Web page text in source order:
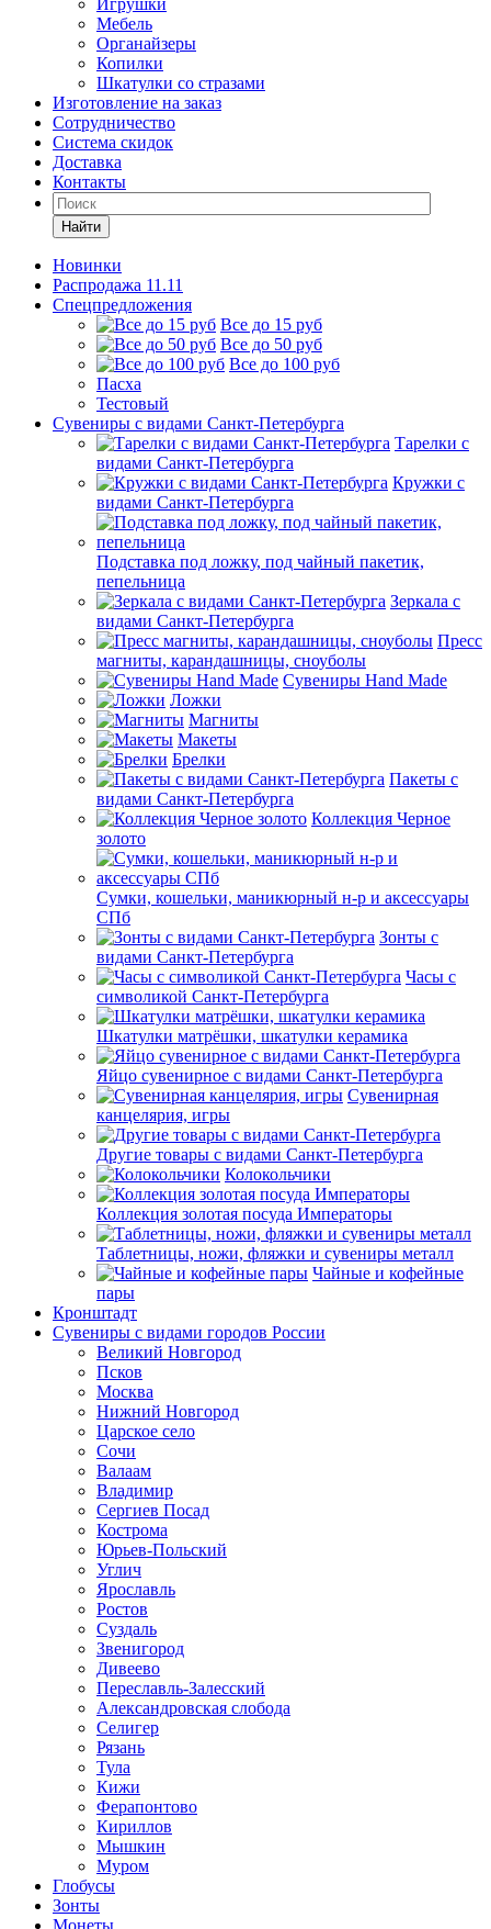
Игрушки
Мебель
Органайзеры
Копилки
Шкатулки со стразами
Изготовление на заказ
Сотрудничество
Система скидок
Доставка
Контакты
Найти
Новинки
Распродажа 11.11
Спецпредложения
Все до 15 руб
Все до 50 руб
Все до 100 руб
Пасха
Тестовый
Сувениры с видами Санкт-Петербурга
Тарелки с
видами Санкт-Петербурга
Кружки с
видами Санкт-Петербурга
Подставка под ложку, под чайный пакетик,
пепельница
Зеркала с
видами Санкт-Петербурга
Пресс
магниты, карандашницы, сноуболы
Сувениры Hand Made
Ложки
Магниты
Макеты
Брелки
Пакеты с
видами Санкт-Петербурга
Коллекция Черное
золото
Сумки, кошельки, маникюрный н-р и аксессуары
СПб
Зонты с
видами Санкт-Петербурга
Часы с
символикой Санкт-Петербурга
Шкатулки матрёшки, шкатулки керамика
Яйцо сувенирное с видами Санкт-Петербурга
Сувенирная
канцелярия, игры
Другие товары с видами Санкт-Петербурга
Колокольчики
Коллекция золотая посуда Императоры
Таблетницы, ножи, фляжки и сувениры металл
Чайные и кофейные
пары
Кронштадт
Сувениры с видами городов России
Великий Новгород
Псков
Москва
Нижний Новгород
Царское село
Сочи
Валаам
Владимир
Сергиев Посад
Кострома
Юрьев-Польский
Углич
Ярославль
Ростов
Суздаль
Звенигород
Дивеево
Переславль-Залесский
Александровская слобода
Селигер
Рязань
Тула
Кижи
Ферапонтово
Кириллов
Мышкин
Муром
Глобусы
Зонты
Монеты